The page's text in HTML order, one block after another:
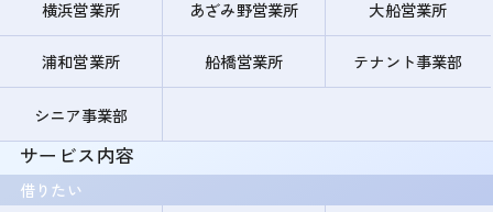
横浜営業所 あざみ野営業所 大船営業所
浦和営業所 船橋営業所 テナント事業部
シニア事業部
サービス内容
借りたい